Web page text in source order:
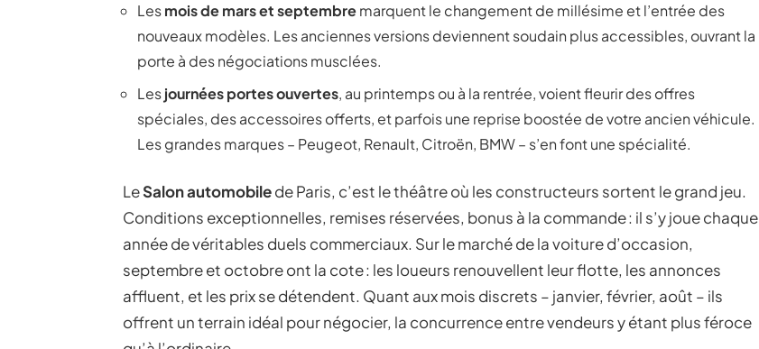
Lesmois de mars et septembremarquent le changement de millésime et l’entrée des
nouveaux modèles. Les anciennes versions deviennent soudain plus accessibles, ouvrant la
porte à des négociations musclées.
Lesjournées portes ouvertes, au printemps ou à la rentrée, voient fleurir des offres
spéciales, des accessoires offerts, et parfois une reprise boostée de votre ancien véhicule.
Les grandes marques – Peugeot, Renault, Citroën, BMW – s’en font une spécialité.
LeSalon automobilede Paris, c’est le théâtre où les constructeurs sortent le grand jeu.
Conditions exceptionnelles, remises réservées, bonus à la commande : il s’y joue chaque
année de véritables duels commerciaux. Sur le marché de la voiture d’occasion,
septembre et octobre ont la cote : les loueurs renouvellent leur flotte, les annonces
affluent, et les prix se détendent. Quant aux mois discrets – janvier, février, août – ils
offrent un terrain idéal pour négocier, la concurrence entre vendeurs y étant plus féroce